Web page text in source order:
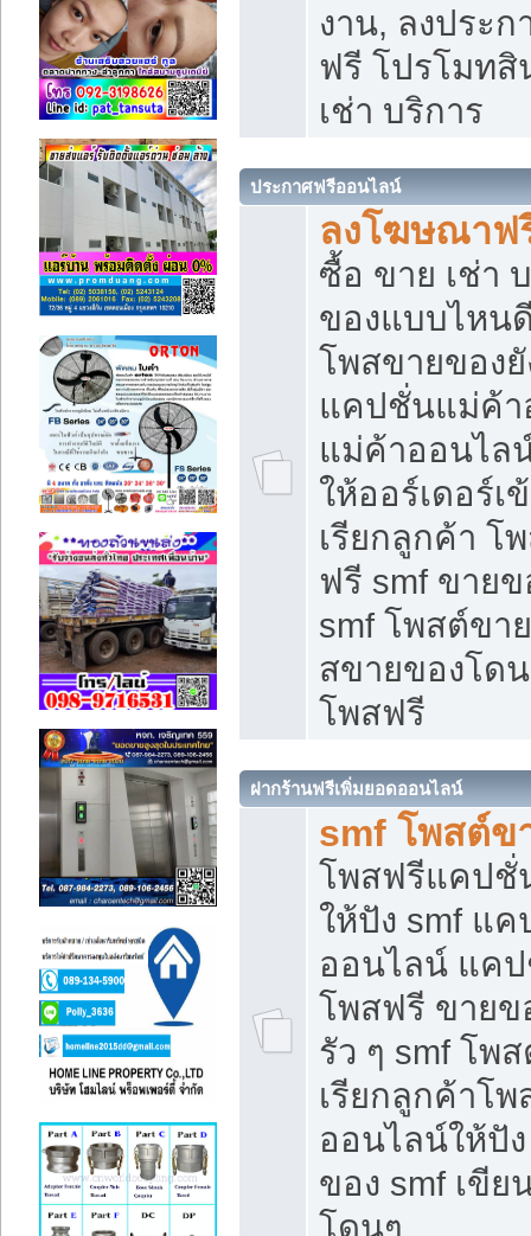
งาน, ลงประ
ฟรี โปรโมท
เช่า บริการ
ประกาศฟรีออนไลน์
ลงโฆษณาฟ
ซื้อ ขาย เช่า
ของแบบไหน
โพสขายของยั
แคปชั่นแม่ค้
แม่ค้าออนไล
ให้ออร์เดอร์เ
เรียกลูกค้า โ
ฟรี smf ขาย
smf โพสต์ขา
สขายของโด
โพสฟรี
ฝากร้านฟรีเพิ่มยอดออนไลน์
smf โพสต์ข
โพสฟรีแคปชั่
ให้ปัง smf แ
ออนไลน์ แค
โพสฟรี ขายข
รัว ๆ smf โพ
เรียกลูกค้าโ
ออนไลน์ให้ปั
ของ smf เขี
โดนๆ